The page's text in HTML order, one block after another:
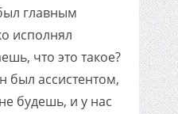
главным
исполнял
что это такое?
был ассистентом,
будешь, и у нас